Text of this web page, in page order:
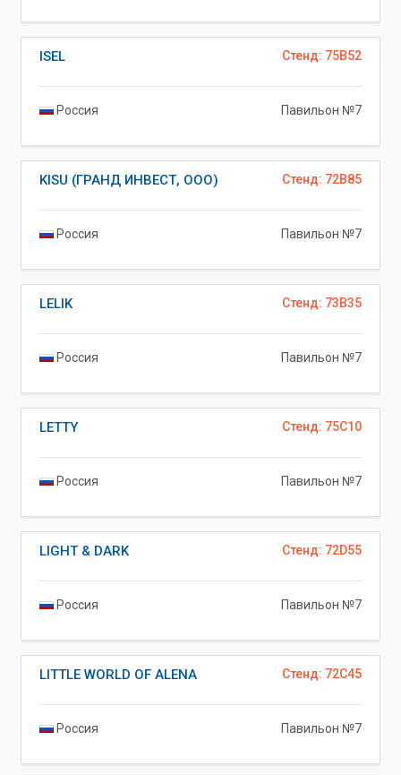
Стенд: 75B52
ISEL
Россия Павильон №7
Стенд: 72B85
KISU (ГРАНД ИНВЕСТ, ООО)
Россия Павильон №7
Стенд: 73B35
LELIK
Россия Павильон №7
Стенд: 75C10
LETTY
Россия Павильон №7
Стенд: 72D55
LIGHT & DARK
Россия Павильон №7
Стенд: 72C45
LITTLE WORLD OF ALENA
Россия Павильон №7